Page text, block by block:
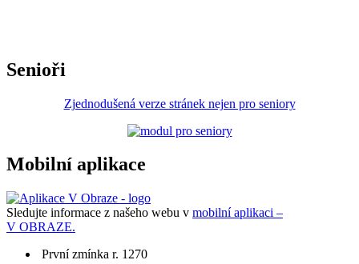
Senioři
Zjednodušená verze stránek nejen pro seniory
Mobilní aplikace
Sledujte informace z našeho webu v mobilní aplikaci –
V OBRAZE.
První zmínka r. 1270